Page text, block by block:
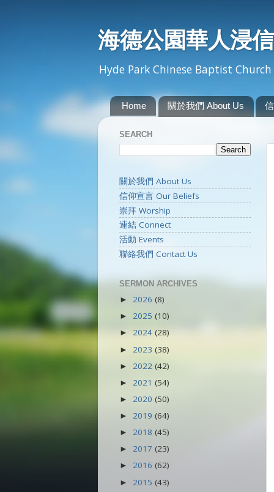
海德公園華人浸
Hyde Park Chinese Baptist
Home 關於我們 About Us
SEARCH
關於我們 About Us
信仰宣言 Our Beliefs
崇拜 Worship
連結 Connect
活動 Events
聯絡我們 Contact Us
SERMON ARCHIVES
► 2026 (8)
► 2025 (10)
► 2024 (28)
► 2023 (38)
► 2022 (42)
► 2021 (54)
► 2020 (50)
► 2019 (64)
► 2018 (45)
► 2017 (23)
► 2016 (62)
► 2015 (43)